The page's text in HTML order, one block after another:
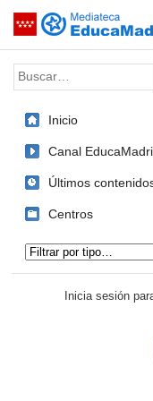
Saltar navegación
Palabra o frase:
Inicio
Canal
Últimos
Centros
Inicia sesión